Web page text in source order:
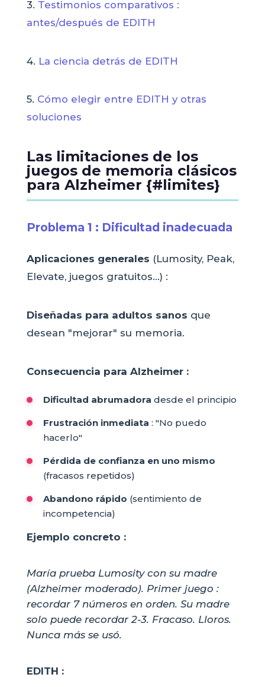
3. Testimonios comparativos :
antes/después de EDITH
4. La ciencia detrás de EDITH
5. Cómo elegir entre EDITH y otras
soluciones
Las limitaciones de los
juegos de memoria clásicos
para Alzheimer {#limites}
Problema 1 : Dificultad inadecuada
Aplicaciones generales (Lumosity, Peak,
Elevate, juegos gratuitos...) :
Diseñadas para adultos sanos que
desean "mejorar" su memoria.
Consecuencia para Alzheimer :
Dificultad abrumadora desde el principio
Frustración inmediata : "No puedo
hacerlo"
Pérdida de confianza en uno mismo
(fracasos repetidos)
Abandono rápido (sentimiento de
incompetencia)
Ejemplo concreto :
María prueba Lumosity con su madre
(Alzheimer moderado). Primer juego :
recordar 7 números en orden. Su madre
solo puede recordar 2-3. Fracaso. Lloros.
Nunca más se usó.
EDITH :